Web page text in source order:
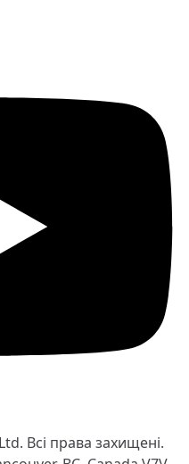
Всі права захищені.